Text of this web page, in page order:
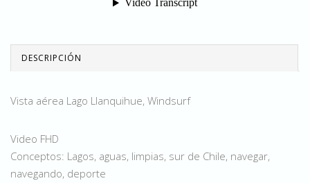
DESCRIPCIÓN
Vista aérea Lago Llanquihue, Windsurf
Video FHD
Conceptos: Lagos, aguas, limpias, sur de Chile, navegar,
navegando, deporte